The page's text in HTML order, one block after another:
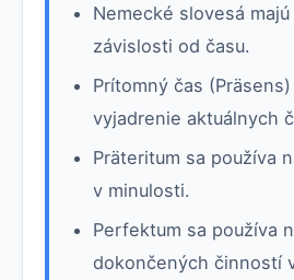
Nemecké slovesá
závislosti od času.
Prítomný čas
vyjadrenie aktuálnych
Präteritum sa používa
v minulosti.
Perfektum sa používa
dokončených činností